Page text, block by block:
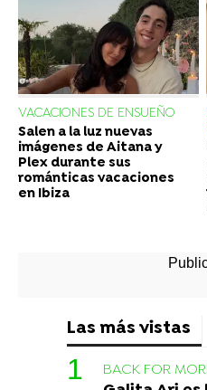
VACACIONES DE ENSUEÑO
Salen a la luz nuevas
imágenes de Aitana y
Plex durante sus
románticas vacaciones
en Ibiza
Las más vistas
BACK FOR